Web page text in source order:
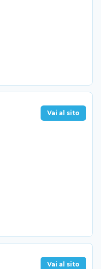
Vai al sito
Vai al sito